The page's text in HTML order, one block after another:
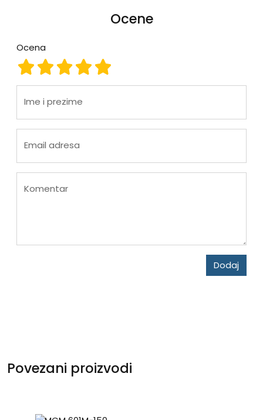
Ocene
Ocena
Ocena 5
Ocena 4
Ocena 3
Ocena 2
Ocena 1
Ime i prezime
Email adresa
Komentar
Dodaj
Povezani proizvodi